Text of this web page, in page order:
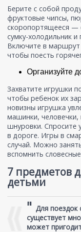
Берите с собой
фруктовые чипсы,
скоропортящееся —
сумку-холодильник
Включите в маршрут
чтобы поесть
Организуйте
Захватите игрушки
чтобы ребенок их
новизны игрушка
машинки, человечки,
шнуровки. Спросите
в дороге. Игры в
случай. Можно
вспомнить
7 предметов
детьми
" Для поездок
существует
может